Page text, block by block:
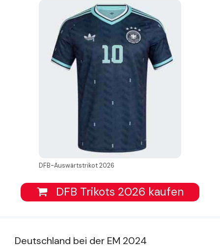
DFB-Auswärtstrikot 2026
DFB Trikots 2026 kaufen
Deutschland bei der EM 2024